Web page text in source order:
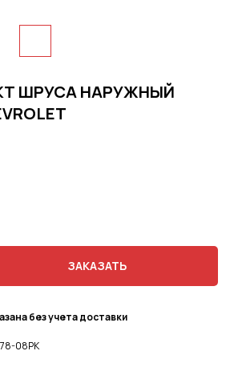
ШРУСА НАРУЖНЫЙ
ЗАКАЗАТЬ
без учета доставки
08РК